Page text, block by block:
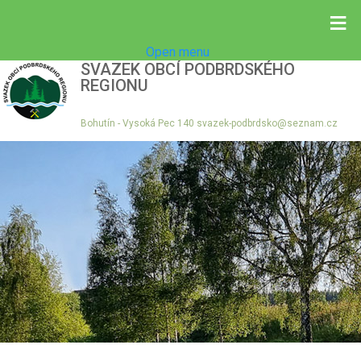
≡
Open menu
SVAZEK OBCÍ PODBRDSKÉHO
REGIONU
Bohutín - Vysoká Pec 140 svazek-podbrdsko@seznam.cz